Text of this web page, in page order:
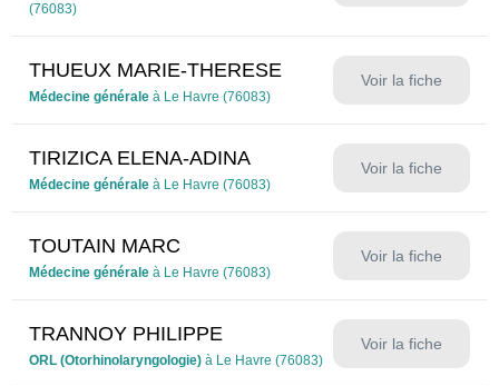
(76083)
THUEUX MARIE-THERESE
Médecine générale à Le Havre (76083)
Voir la fiche
TIRIZICA ELENA-ADINA
Médecine générale à Le Havre (76083)
Voir la fiche
TOUTAIN MARC
Médecine générale à Le Havre (76083)
Voir la fiche
TRANNOY PHILIPPE
ORL (Otorhinolaryngologie) à Le Havre (76083)
Voir la fiche